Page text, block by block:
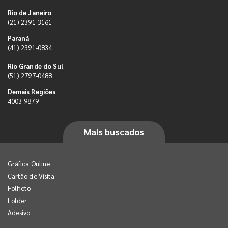
Rio de Janeiro
(21) 2391-3161
Paraná
(41) 2391-0834
Rio Grande do Sul
(51) 2797-0488
Demais Regiões
4003-9879
Mais buscados
Gráfica Online
Cartão de Visita
Folheto
Folder
Adesivo